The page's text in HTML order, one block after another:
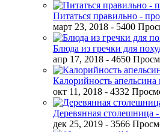
Питаться правильно -
март 23, 2018 - 5400
Блюда из гречки для
апр 17, 2018 - 4650
Калорийность апельсина
окт 11, 2018 - 4332
Деревянная столешница
дек 25, 2019 - 3566